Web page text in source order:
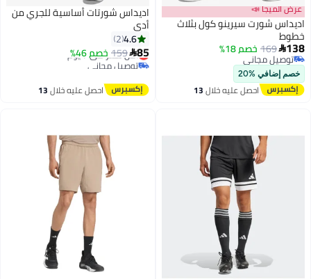
عرض الميجا 📣
اديداس شورت سيرينو كول بثلاث
خطوط
138
169 خصم 18%
توصيل مجاني
توصيل مجاني
خصم إضافي %20
احصل عليه خلال13
4
اديداس شورتات أساسية للجري من
أدي
4.6
2
85
159خصم 46%
أقل سعر في 7 يوم
توصيل مجاني
أقل سعر في 7 يوم
احصل عليه خلال13